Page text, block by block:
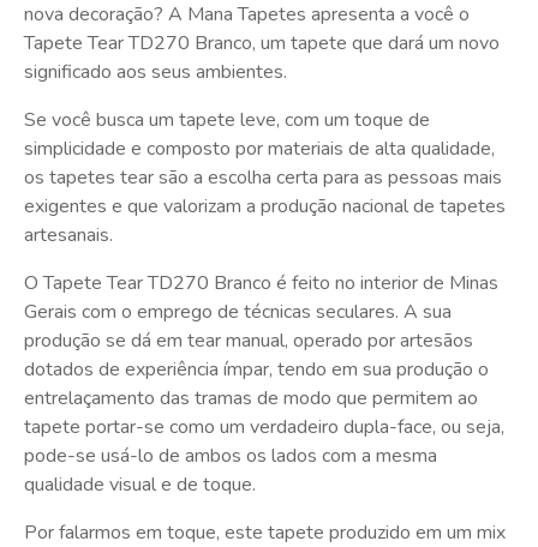
nova decoração? A Mana Tapetes apresenta a você o
Tapete Tear TD270 Branco, um tapete que dará um novo
significado aos seus ambientes.
Se você busca um tapete leve, com um toque de
simplicidade e composto por materiais de alta qualidade,
os tapetes tear são a escolha certa para as pessoas mais
exigentes e que valorizam a produção nacional de tapetes
artesanais.
O Tapete Tear TD270 Branco é feito no interior de Minas
Gerais com o emprego de técnicas seculares. A sua
produção se dá em tear manual, operado por artesãos
dotados de experiência ímpar, tendo em sua produção o
entrelaçamento das tramas de modo que permitem ao
tapete portar-se como um verdadeiro dupla-face, ou seja,
pode-se usá-lo de ambos os lados com a mesma
qualidade visual e de toque.
Por falarmos em toque, este tapete produzido em um mix